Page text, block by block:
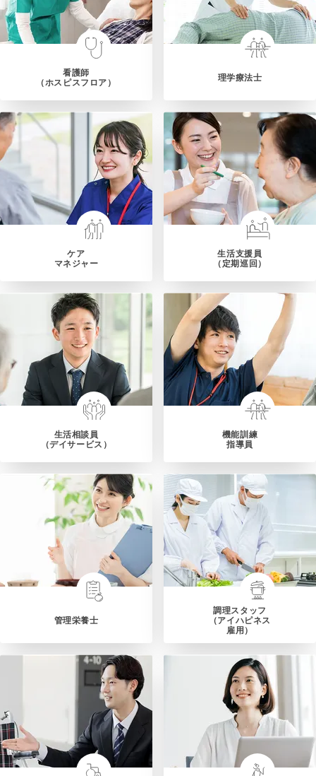
看護師
（ホスピスフロア）
理学療法士
ケア
マネジャー
生活支援員
（定期巡回）
生活相談員
（デイサービス）
機能訓練
指導員
管理栄養士
調理スタッフ
（アイハピネス
雇用）